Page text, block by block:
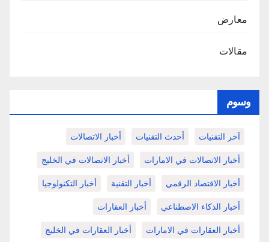
معارض
مقالات
وسوم
آخر التقنيات أحدث التقنيات أخبار الاتصالات
أخبار الاتصالات في الامارات أخبار الاتصالات في الخليج
أخبار الاقتصاد الرقمي أخبار التقنية أخبار التكنولوجيا
أخبار الذكاء الاصطناعي أخبار العقارات
أخبار العقارات في الامارات أخبار العقارات في الخليج